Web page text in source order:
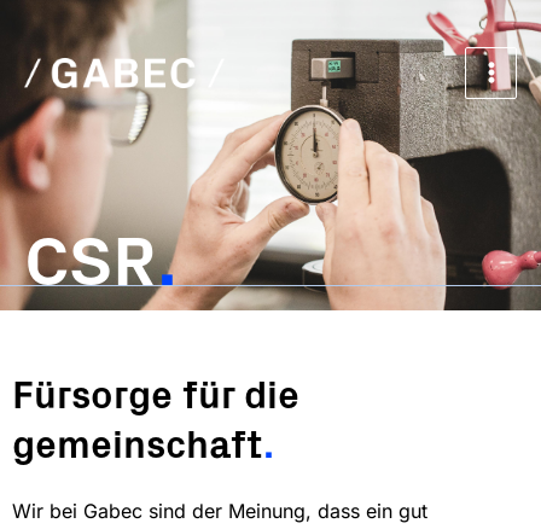
springen
Main
CSR
Fürsorge für die
gemeinschaft.
Wir bei Gabec sind der Meinung, dass ein gut